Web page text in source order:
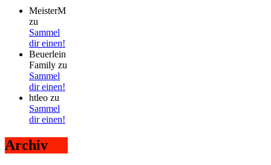
MeisterM
zu
Sammel
dir einen!
Beuerlein
Family zu
Sammel
dir einen!
htleo zu
Sammel
dir einen!
Archiv